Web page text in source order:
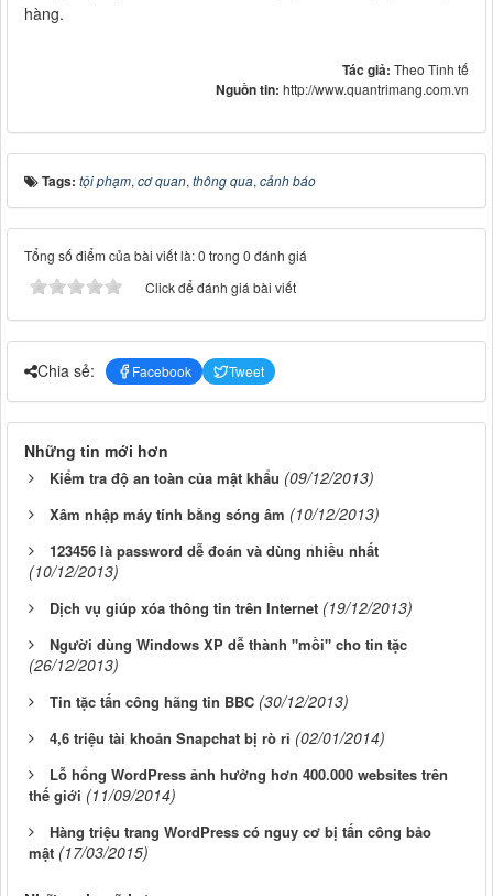
hàng.
Tác giả: Theo Tinh tế
Nguồn tin: http://www.quantrimang.com.vn
Tags: tội phạm, cơ quan, thông qua, cảnh báo
Tổng số điểm của bài viết là: 0 trong 0 đánh giá
Click để đánh giá bài viết
Chia sẻ: Facebook Tweet
Những tin mới hơn
Kiểm tra độ an toàn của mật khẩu (09/12/2013)
Xâm nhập máy tính bằng sóng âm (10/12/2013)
123456 là password dễ đoán và dùng nhiều nhất
(10/12/2013)
Dịch vụ giúp xóa thông tin trên Internet (19/12/2013)
Người dùng Windows XP dễ thành "mồi" cho tin tặc
(26/12/2013)
Tin tặc tấn công hãng tin BBC (30/12/2013)
4,6 triệu tài khoản Snapchat bị rò rỉ (02/01/2014)
Lỗ hổng WordPress ảnh hưởng hơn 400.000 websites trên
thế giới (11/09/2014)
Hàng triệu trang WordPress có nguy cơ bị tấn công bảo
mật (17/03/2015)